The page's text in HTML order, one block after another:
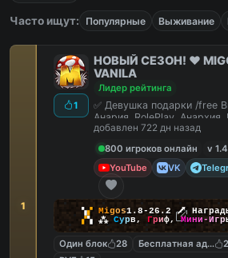
Часто ищут: Популярные Выживание
1
1
НОВЫЙ СЕЗОН! ❤️
VANILA
Лидер рейтинга
✅ Девушка подарки /free
Анария, RolePlay, Анархия,
добавлен 722 дн назад
800 игроков онлайн
v
YouTube
VK
▚▞ Migos1.8-26.2🗡
▞▚ ⁂ Сурв, Гриф,Мини-Игр
Один блок 28 Бесплатная